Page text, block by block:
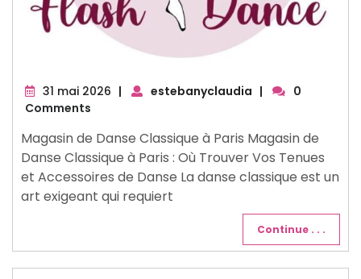
31 mai 2026 31| estebanyclaudia |
0
Comments
Magasin de Danse Classique à Paris Magasin de
Danse Classique à Paris : Où Trouver Vos Tenues
et Accessoires de Danse La danse classique est un
art exigeant qui requiert
Continue . . .